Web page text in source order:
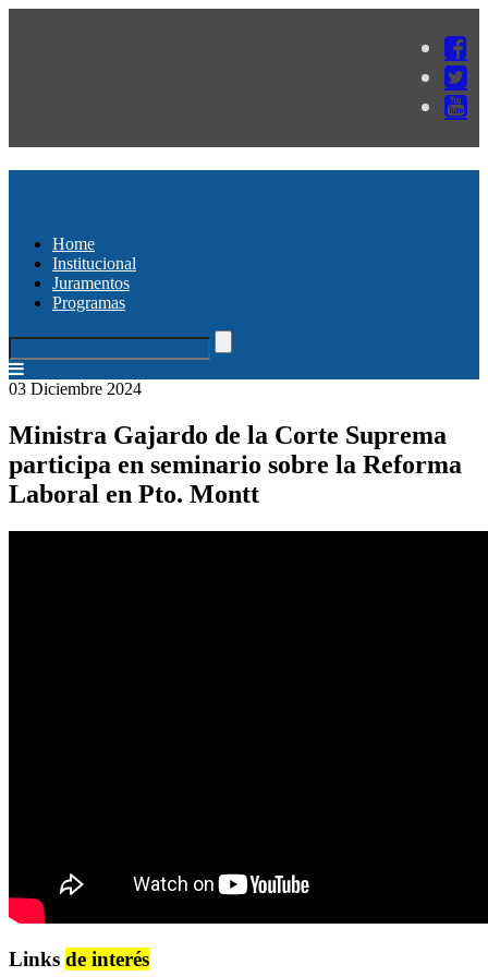
Home
Institucional
Juramentos
Programas
03 Diciembre 2024
Ministra Gajardo de la Corte Suprema
participa en seminario sobre la Reforma
Laboral en Pto. Montt
Links de interés